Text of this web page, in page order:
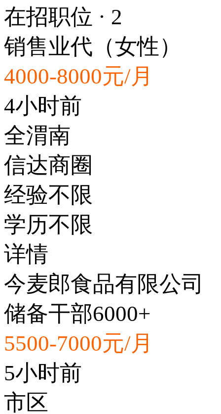
在招职位 · 2
销售业代（女性）
4000-8000元/月
4小时前
全渭南
信达商圈
经验不限
学历不限
详情
今麦郎食品有限公司
储备干部6000+
5500-7000元/月
5小时前
市区